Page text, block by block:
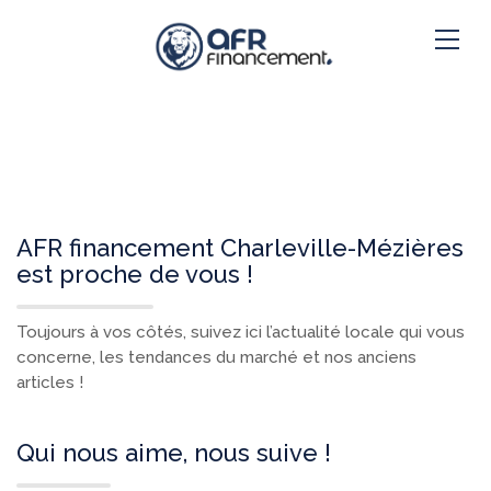
AFR financement Charleville-Mézières
est proche de vous !
Toujours à vos côtés, suivez ici l’actualité locale qui vous
concerne, les tendances du marché et nos anciens
articles !
Qui nous aime, nous suive !